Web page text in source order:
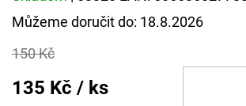
Můžeme doručit do: 18.8.2026
150 Kč
135 Kč / ks